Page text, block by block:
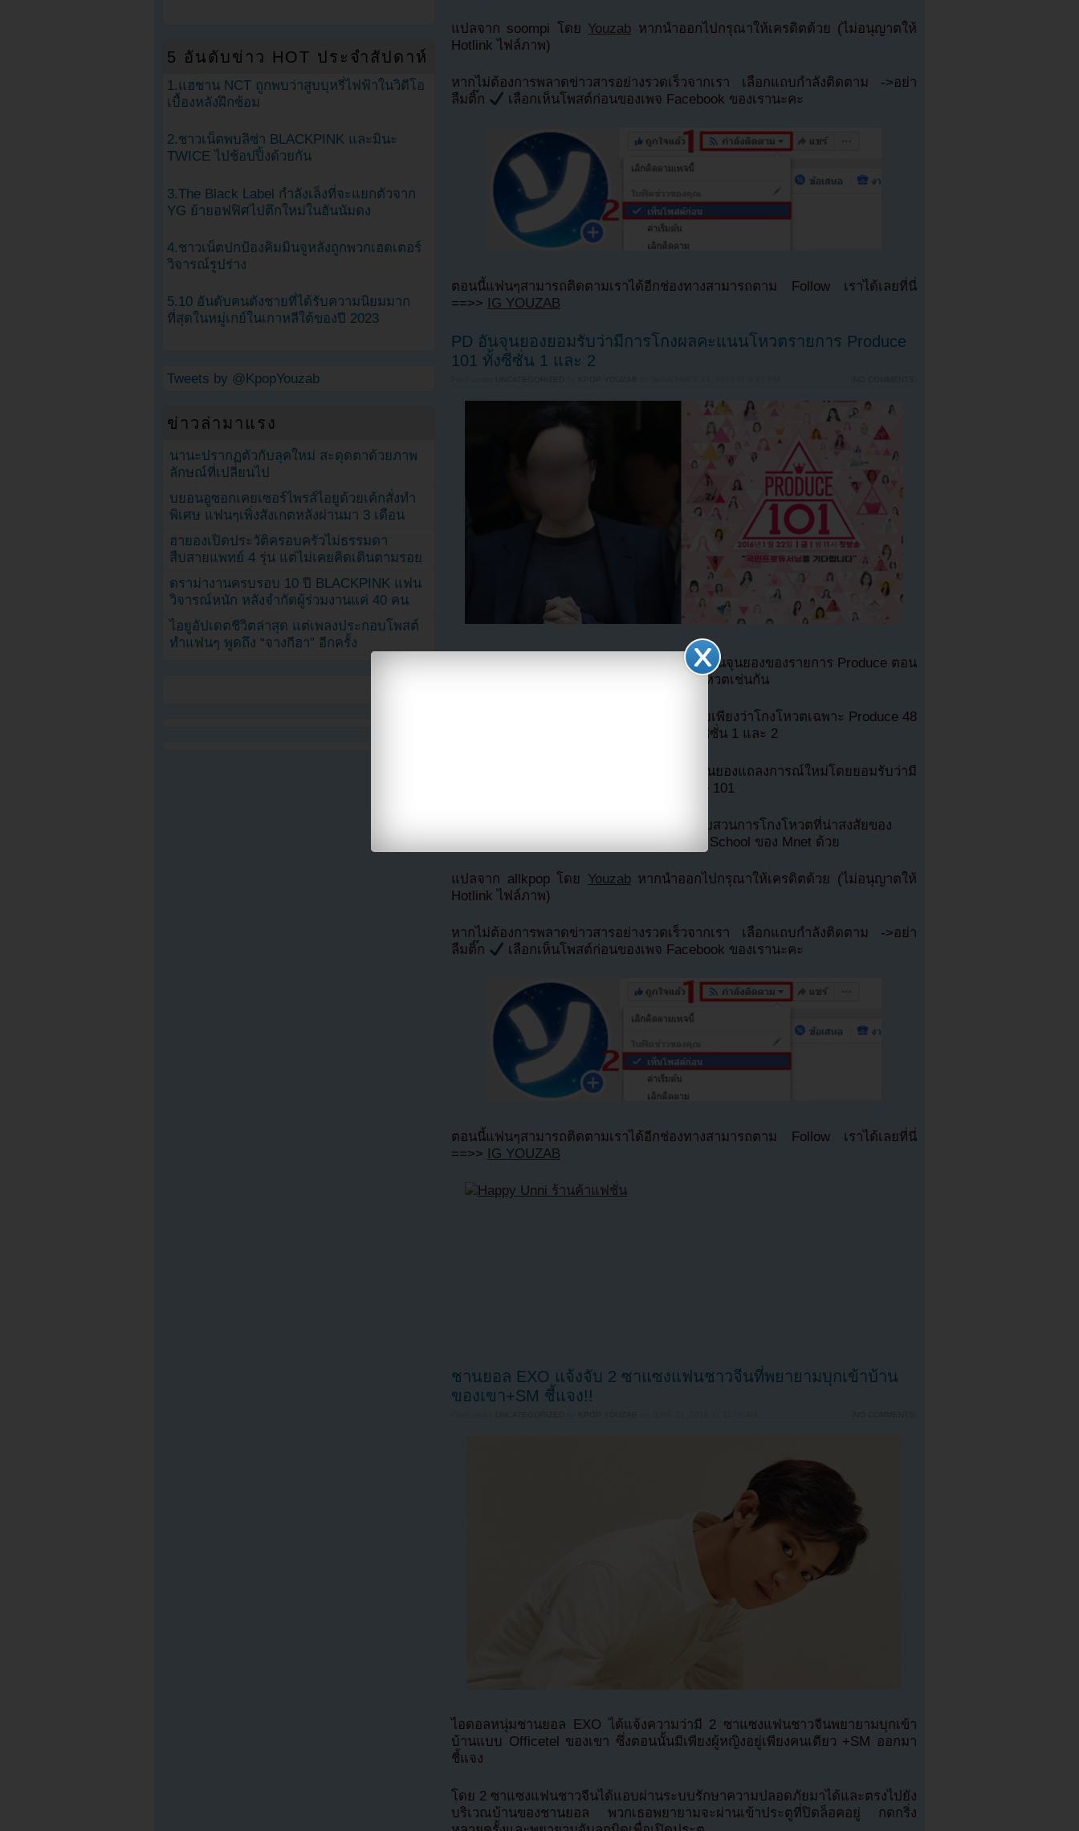
แปลจาก soompi โดย Youzab หากนำออกไปกรุณาให้เครดิตด้วย (ไม่อนุญาตให้
Hotlink ไฟล์ภาพ)
หากไม่ต้องการพลาดข่าวสารอย่างรวดเร็วจากเรา เลือกแถบกำลังติดตาม ->อย่า
ลืมติ๊ก
เลือกเห็นโพสต์ก่อนของเพจ Facebook ของเรานะคะ
ตอนนี้แฟนๆสามารถติดตามเราได้อีกช่องทางสามารถตาม Follow เราได้เลยที่นี่
==>> IG YOUZAB
PD อันจุนยองยอมรับว่ามีการโกงผลคะแนนโหวตรายการ Produce
101 ทั้งซีซั่น 1 และ 2
UNCATEGORIZED KPOP YOUZAB NO COMMENTS
ตามรายงานในวันที่ 14 พฤศจิกายน 2019 PD อันจุนยองของรายการ Produce ตอน
นี้ออกมายอมรับว่าซีซั่น 1 และ 2 ก็มีการโกงโหวตเช่นกัน
ก่อนหน้านี้ในการสอบสวนพีดีอันจุนยองยอมรับเพียงว่าโกงโหวตเฉพาะ Produce 48
และ Produce X 101 และปฏิเสธว่าไม่ได้โกงซีซั่น 1 และ 2
อย่างไรก็ตามหลังจากส่งฟ้องร้องคดี PD อันจุนยองแถลงการณ์ใหม่โดยยอมรับว่ามี
การโกงโหวตของซีซั่น 1 และ 2 ของ Produce 101
ขณะเดียวกันตำรวจวางแผนที่จะดำเนินการสืบสวนการโกงโหวตที่น่าสงสัยของ
Produce 101 ซีซั่น 1 และ 2 รวมถึงสงสัย Idol School ของ Mnet ด้วย
แปลจาก allkpop โดย Youzabหากนำออกไปกรุณาให้เครดิตด้วย (ไม่อนุญาตให้
Hotlink ไฟล์ภาพ)
หากไม่ต้องการพลาดข่าวสารอย่างรวดเร็วจากเรา เลือกแถบกำลังติดตาม ->อย่า
ลืมติ๊ก
เลือกเห็นโพสต์ก่อนของเพจ Facebook ของเรานะคะ
ตอนนี้แฟนๆสามารถติดตามเราได้อีกช่องทางสามารถตาม Follow เราได้เลยที่นี่
==>> IG YOUZAB
ชานยอล EXO แจ้งจับ 2 ซาแซงแฟนชาวจีนที่พยายามบุกเข้าบ้าน
ของเขา+SM ชี้แจง!!
UNCATEGORIZED KPOP YOUZAB NO COMMENTS
ไอดอลหนุ่มชานยอล EXO ได้แจ้งความว่ามี 2 ซาแซงแฟนชาวจีนพยายามบุกเข้า
บ้านแบบ Officetel ของเขา ซึ่งตอนนั้นมีเพียงผู้หญิงอยู่เพียงคนเดียว +SM ออกมา
ชี้แจง
โดย 2 ซาแซงแฟนชาวจีนได้แอบผ่านระบบรักษาความปลอดภัยมาได้และตรงไปยัง
บริเวณบ้านของชานยอล พวกเธอพยายามจะผ่านเข้าประตูที่ปิดล็อคอยู่ กดกริ่ง
5 อันดับข่าว HOT ประจำสัปดาห์
1.แฮชาน NCT ถูกพบว่าสูบบุหรี่ไฟฟ้าในวิดีโอ
เบื้องหลังฝึกซ้อม
2.ชาวเน็ตพบลิซ่า BLACKPINK และมินะ
TWICE ไปช้อปปิ้งด้วยกัน
3.The Black Label กำลังเล็งที่จะแยกตัวจาก
YG ย้ายอฟฟิศไปตึกใหม่ในฮันนัมดง
4.ชาวเน็ตปกป้องคิมมินจูหลังถูกพวกเฮดเตอร์
วิจารณ์รูปร่าง
5.10 อันดับคนดังชายที่ได้รับความนิยมมาก
ที่สุดในหมู่เกย์ในเกาหลีใต้ของปี 2023
Tweets by @KpopYouzab
ข่าวล่ามาแรง
นานะปรากฏตัวกับลุคใหม่ สะดุดตาด้วยภาพ
ลักษณ์ที่เปลี่ยนไป
บยอนอูซอกเคยเซอร์ไพรส์ไอยูด้วยเค้กสั่งทำ
พิเศษ แฟนๆเพิ่งสังเกตหลังผ่านมา 3 เดือน
ฮายองเปิดประวัติครอบครัวไม่ธรรมดา
สืบสายแพทย์ 4 รุ่น แต่ไม่เคยคิดเดินตามรอย
ดราม่างานครบรอบ 10 ปี BLACKPINK แฟน
วิจารณ์หนัก หลังจำกัดผู้ร่วมงานแค่ 40 คน
ไอยูอัปเดตชีวิตล่าสุด แต่เพลงประกอบโพสต์
ทำแฟนๆ พูดถึง “จางกีฮา” อีกครั้ง